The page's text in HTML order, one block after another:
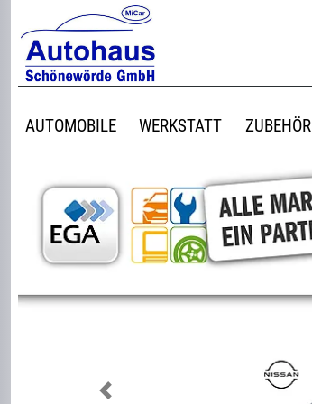
AUTOMOBILE WERKSTATT ZUBEHÖR
Previous